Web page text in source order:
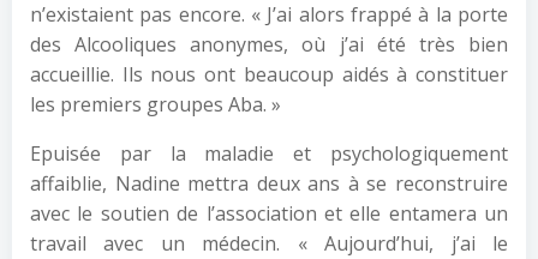
n’existaient pas encore. « J’ai alors frappé à la porte
des Alcooliques anonymes, où j’ai été très bien
accueillie. Ils nous ont beaucoup aidés à constituer
les premiers groupes Aba. »
Epuisée par la maladie et psychologiquement
affaiblie, Nadine mettra deux ans à se reconstruire
avec le soutien de l’association et elle entamera un
travail avec un médecin. « Aujourd’hui, j’ai le